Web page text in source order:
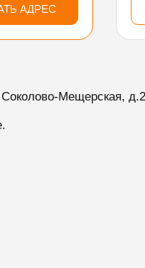
АДРЕС
Мещерская,